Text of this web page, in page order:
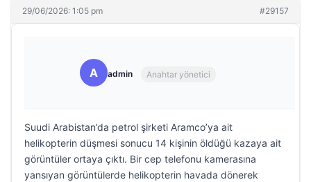
29/06/2026: 1:05 pm #29157
A admin Anahtar yönetici
Suudi Arabistan’da petrol şirketi Aramco’ya ait
helikopterin düşmesi sonucu 14 kişinin öldüğü kazaya ait
görüntüler ortaya çıktı. Bir cep telefonu kamerasına
yansıyan görüntülerde helikopterin havada dönerek